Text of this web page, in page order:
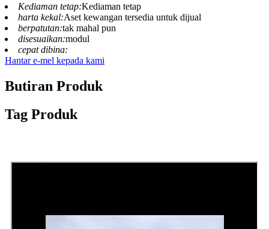
Kediaman tetap:Kediaman tetap
harta kekal:Aset kewangan tersedia untuk dijual
berpatutan:tak mahal pun
disesuaikan:modul
cepat dibina:
Hantar e-mel kepada kami
Butiran Produk
Tag Produk